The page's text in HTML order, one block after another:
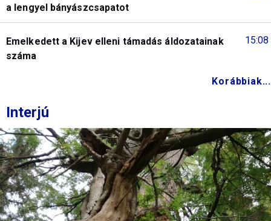
a lengyel bányászcsapatot
15:08
Emelkedett a Kijev elleni támadás áldozatainak
száma
Korábbiak...
Interjú